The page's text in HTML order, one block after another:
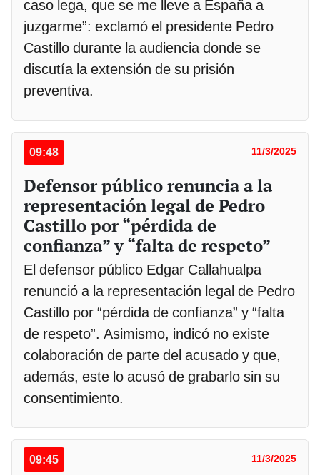
caso lega, que se me lleve a España a
juzgarme”: exclamó el presidente Pedro
Castillo durante la audiencia donde se
discutía la extensión de su prisión
preventiva.
09:48 11/3/2025
Defensor público renuncia a la
representación legal de Pedro
Castillo por “pérdida de
confianza” y “falta de respeto”
El defensor público Edgar Callahualpa
renunció a la representación legal de Pedro
Castillo por “pérdida de confianza” y “falta
de respeto”. Asimismo, indicó no existe
colaboración de parte del acusado y que,
además, este lo acusó de grabarlo sin su
consentimiento.
09:45 11/3/2025